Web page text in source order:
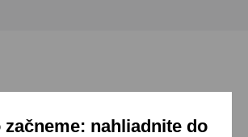
začneme: nahliadnite do